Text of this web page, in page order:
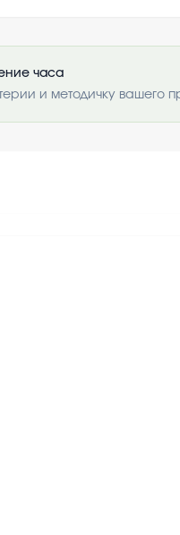
часа
и методичку вашего